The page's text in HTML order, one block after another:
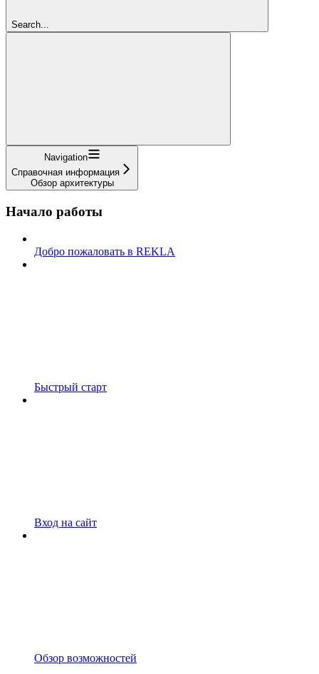
Search...
Navigation
Справочная информация
Обзор архитектуры
Начало работы
Добро пожаловать в REKLA
Быстрый старт
Вход на сайт
Обзор возможностей